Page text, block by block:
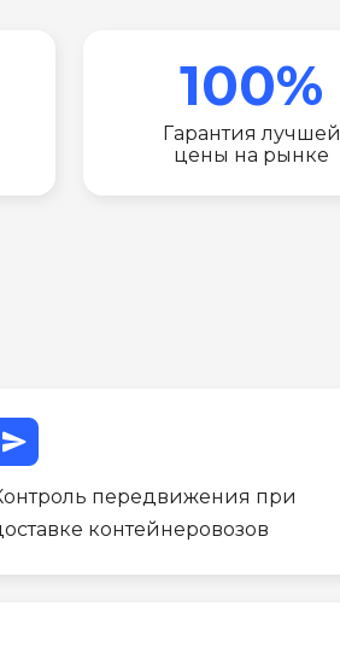
100%
Гарантия лучшей
цены на рынке
send
передвижения при
контейнеровозов